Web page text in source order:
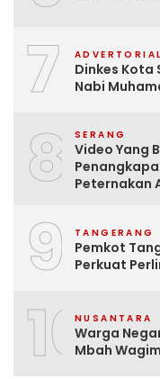
7 ADVERTORIAL
Dinkes Kota
Nabi
8 SERANG
Video Yang
Peternakan
9 TANGERANG
Pemkot
Perkuat
10NUSANTARA
Warga
Mbah